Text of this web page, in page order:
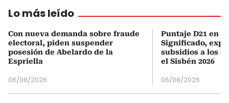
Lo más leído
Con nueva demanda sobre fraude
electoral, piden suspender
posesión de Abelardo de la
Espriella
06/08/2026
Puntaje D21 en
Significado,
subsidios a los
el Sisbén 2026
06/08/2026